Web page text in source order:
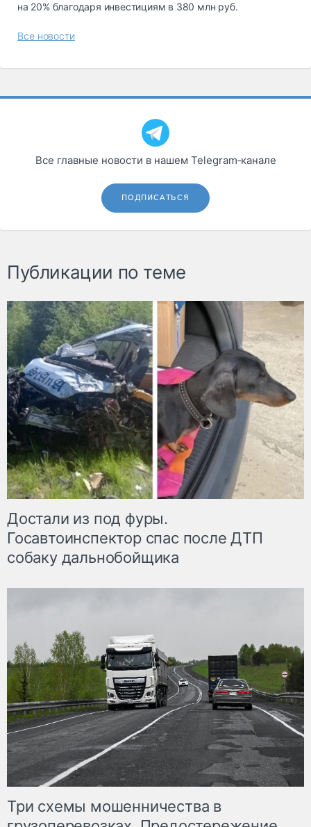
на 20% благодаря инвестициям в 380 млн руб.
Все новости
Все главные новости в нашем Telegram‑канале
ПОДПИСАТЬСЯ
Публикации по теме
Достали из под фуры.
Госавтоинспектор спас после ДТП
собаку дальнобойщика
Три схемы мошенничества в